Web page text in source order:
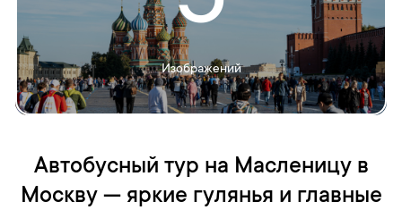
Изображений
Автобусный тур на Масленицу в
Москву — яркие гулянья и главные